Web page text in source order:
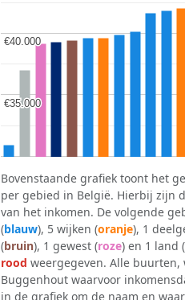
€35.000
€35.000
€40.000
€40.000
Bovenstaande grafiek toont het
per gebied in België. Hierbij zijn
van het inkomen. De volgende
(blauw), 5 wijken (oranje), 1
(bruin), 1 gewest (roze) en 1 land (
rood weergegeven. Alle
Buggenhout waarvoor
in de grafiek om de naam en